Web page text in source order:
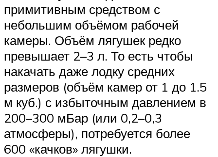
примитивным средством с
небольшим объёмом рабочей
камеры. Объём лягушек редко
превышает 2–3 л. То есть чтобы
накачать даже лодку средних
размеров (объём камер от 1 до 1.5
м куб.) с избыточным давлением в
200–300 мБар (или 0,2–0,3
атмосферы), потребуется более
600 «качков» лягушки.